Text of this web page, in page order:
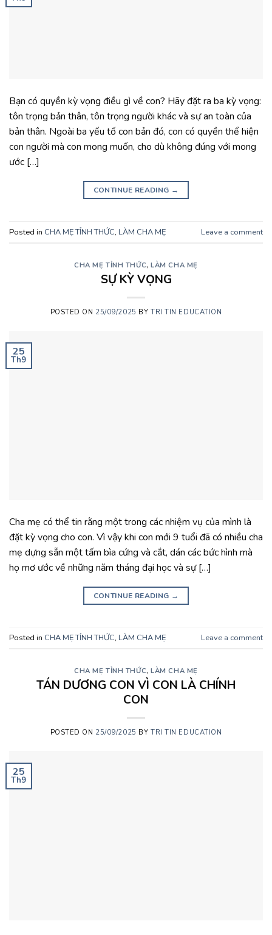
Bạn có quyền kỳ vọng điều gì về con? Hãy đặt ra ba kỳ vọng:
tôn trọng bản thân, tôn trọng người khác và sự an toàn của
bản thân. Ngoài ba yếu tố con bản đó, con có quyền thể hiện
con người mà con mong muốn, cho dù không đúng với mong
ước […]
CONTINUE READING →
Posted in CHA MẸ TỈNH THỨC, LÀM CHA MẸ Leave a comment
CHA MẸ TỈNH THỨC,LÀM CHA MẸ
SỰ KỲ VỌNG
POSTED ON 25/09/2025 BY TRI TIN EDUCATION
25
Th9
Cha mẹ có thể tin rằng một trong các nhiệm vụ của mình là
đặt kỳ vọng cho con. Vì vậy khi con mới 9 tuổi đã có nhiều cha
mẹ dựng sẵn một tấm bìa cứng và cắt, dán các bức hình mà
họ mơ ước về những năm tháng đại học và sự […]
CONTINUE READING →
Posted in CHA MẸ TỈNH THỨC, LÀM CHA MẸ Leave a comment
CHA MẸ TỈNH THỨC,LÀM CHA MẸ
TÁN DƯƠNG CON VÌ CON LÀ CHÍNH
CON
POSTED ON 25/09/2025 BY TRI TIN EDUCATION
25
Th9